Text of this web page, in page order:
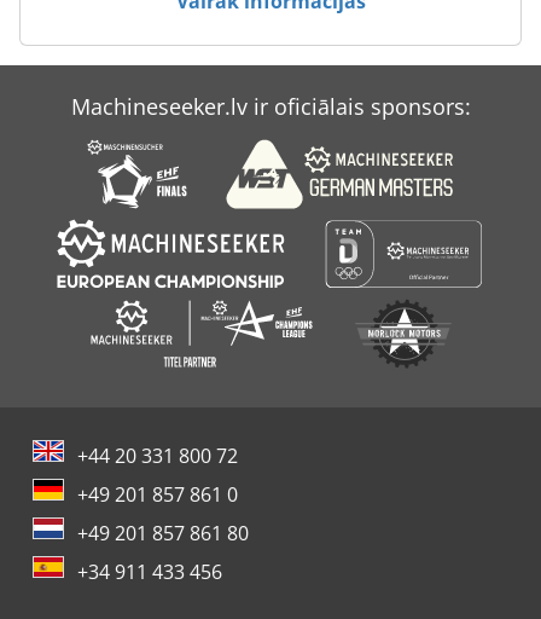
Case Ih Cs 94
Case Ih Maxxum 140
Case Ih Maxxum 5140
Machineseeker.lv ir oficiālais sponsors:
+44 20 331 800 72
+49 201 857 861 0
+49 201 857 861 80
+34 911 433 456